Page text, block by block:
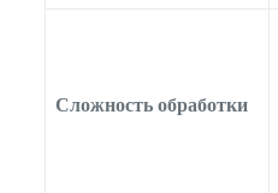
Сложность обработки